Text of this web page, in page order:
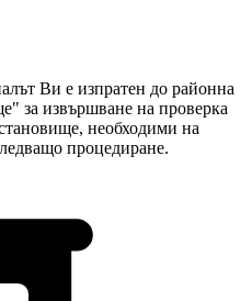
Ви е изпратен до районна
за извършване на проверка
необходими на
процедиране.